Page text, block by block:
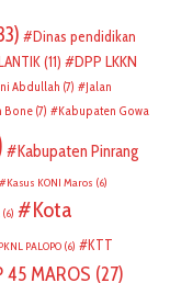
Dinas pendidikan
(11)
DPP LKKN
Abdullah (7)
Jalan
Bone (7) Kabupaten Gowa
Kabupaten Pinrang
Kasus KONI Maros (6)
(6)
Kota
PALOPO (6)
KTT
45 MAROS (27)